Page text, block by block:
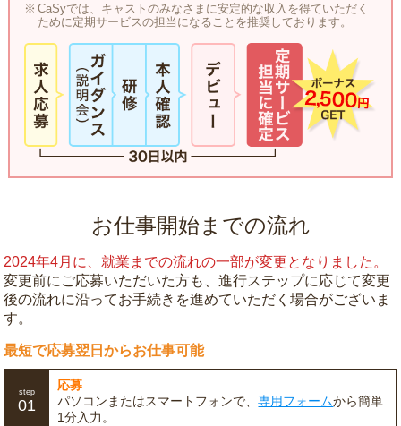
CaSyでは、キャストのみなさまに安定的な収入を得ていただく
ために定期サービスの担当になることを推奨しております。
お仕事開始までの流れ
2024年4月に、就業までの流れの一部が変更となりました。
変更前にご応募いただいた方も、進行ステップに応じて変更
後の流れに沿ってお手続きを進めていただく場合がございま
す。
最短で応募翌日からお仕事可能
step
01
応募
パソコンまたはスマートフォンで、専用フォームから簡単
1分入力。